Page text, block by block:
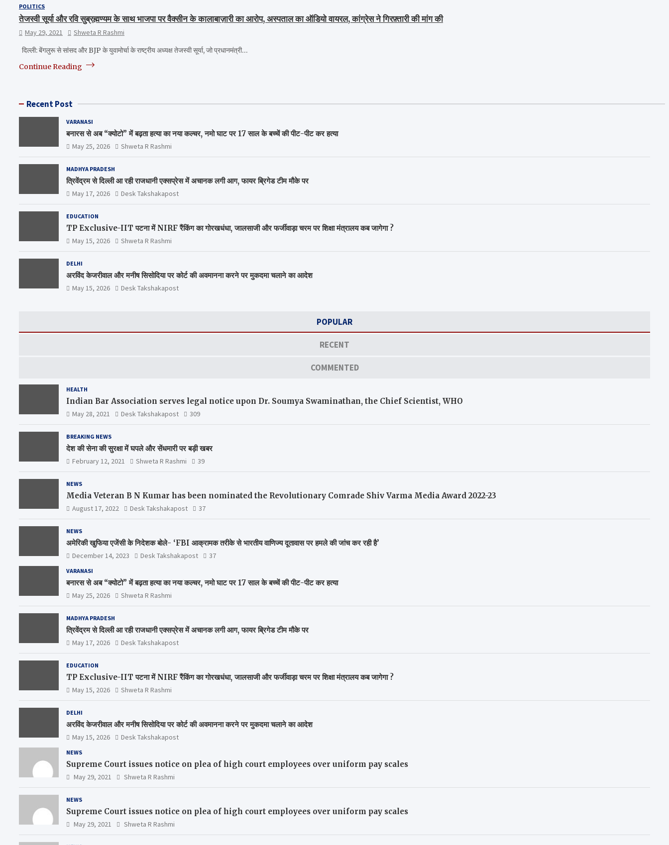
POLITICS
तेजस्वी सूर्या और रवि सुब्रह्मण्यम के साथ भाजपा पर वैक्सीन के कालाबाज़ारी का आरोप, अस्पताल का ऑडियो वायरल, कांग्रेस ने गिरफ़्तारी की मांग की
May 29, 2021
Shweta R Rashmi
दिल्ली: बेंगलुरू से सांसद और BJP के युवामोर्चा के राष्ट्रीय अध्यक्ष तेजस्वी सूर्या, जो प्रधानमंत्री…
Continue Reading
Recent Post
VARANASI
बनारस से अब “क्योटो” में बढ़ता हत्या का नया कल्चर, नमो घाट पर 17 साल के बच्चें की पीट-पीट कर हत्या
May 25, 2026 Shweta R Rashmi
MADHYA PRADESH
त्रिवेंद्रम से दिल्ली आ रही राजधानी एक्सप्रेस में अचानक लगी आग, फायर ब्रिगेड टीम मौके पर
May 17, 2026 Desk Takshakapost
EDUCATION
TP Exclusive-IIT पटना में NIRF रैंकिंग का गोरखधंधा, जालसाजी और फर्जीवाड़ा चरम पर शिक्षा मंत्रालय कब जागेगा ?
May 15, 2026 Shweta R Rashmi
DELHI
अरविंद केजरीवाल और मनीष सिसोदिया पर कोर्ट की अवमानना करने पर मुकदमा चलाने का आदेश
May 15, 2026 Desk Takshakapost
POPULAR
RECENT
COMMENTED
HEALTH
Indian Bar Association serves legal notice upon Dr. Soumya Swaminathan, the Chief Scientist, WHO
May 28, 2021 Desk Takshakapost 309
BREAKING NEWS
देश की सेना की सुरक्षा में घपले और सेंधमारी पर बड़ी खबर
February 12, 2021 Shweta R Rashmi 39
NEWS
Media Veteran B N Kumar has been nominated the Revolutionary Comrade Shiv Varma Media Award 2022-23
August 17, 2022 Desk Takshakapost 37
NEWS
अमेरिकी खुफिया एजेंसी के निदेशक बोले- ‘FBI आक्रामक तरीके से भारतीय वाणिज्य दूतावास पर हमले की जांच कर रही है’
December 14, 2023 Desk Takshakapost 37
VARANASI
बनारस से अब “क्योटो” में बढ़ता हत्या का नया कल्चर, नमो घाट पर 17 साल के बच्चें की पीट-पीट कर हत्या
May 25, 2026 Shweta R Rashmi
MADHYA PRADESH
त्रिवेंद्रम से दिल्ली आ रही राजधानी एक्सप्रेस में अचानक लगी आग, फायर ब्रिगेड टीम मौके पर
May 17, 2026 Desk Takshakapost
EDUCATION
TP Exclusive-IIT पटना में NIRF रैंकिंग का गोरखधंधा, जालसाजी और फर्जीवाड़ा चरम पर शिक्षा मंत्रालय कब जागेगा ?
May 15, 2026 Shweta R Rashmi
DELHI
अरविंद केजरीवाल और मनीष सिसोदिया पर कोर्ट की अवमानना करने पर मुकदमा चलाने का आदेश
May 15, 2026 Desk Takshakapost
NEWS
Supreme Court issues notice on plea of high court employees over uniform pay scales
May 29, 2021 Shweta R Rashmi
NEWS
Supreme Court issues notice on plea of high court employees over uniform pay scales
May 29, 2021 Shweta R Rashmi